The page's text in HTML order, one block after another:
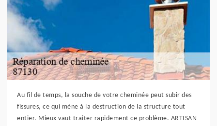
Au fil de temps, la souche de votre cheminée peut subir des
fissures, ce qui mène à la destruction de la structure tout
entier. Mieux vaut traiter rapidement ce problème. ARTISAN